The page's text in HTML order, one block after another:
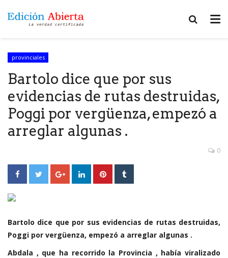
provinciales
Bartolo dice que por sus
evidencias de rutas destruidas,
Poggi por vergüenza, empezó a
arreglar algunas .
0
Bartolo dice que por sus evidencias de rutas destruidas,
Poggi por vergüenza, empezó a arreglar algunas .
Abdala , que ha recorrido la Provincia , había viralizado